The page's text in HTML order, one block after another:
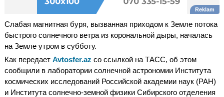
Слабая магнитная буря, вызванная приходом к Земле потока
быстрого солнечного ветра из корональной дыры, началась
на Земле утром в субботу.
Как передает Avtosfer.az со ссылкой на ТАСС, об этом
сообщили в лаборатории солнечной астрономии Института
космических исследований Российской академии наук (РАН)
и Института солнечно-земной физики Сибирского отделения